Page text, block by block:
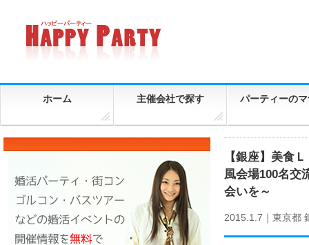
ホーム 主催会社で探す パーティーの
【銀座】美食
風会場100名交
会いを～
2015.1.7｜ 東京都